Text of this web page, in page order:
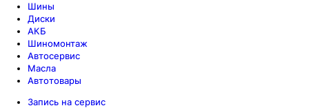
Шины
Диски
АКБ
Шиномонтаж
Автосервис
Масла
Автотовары
Запись на сервис